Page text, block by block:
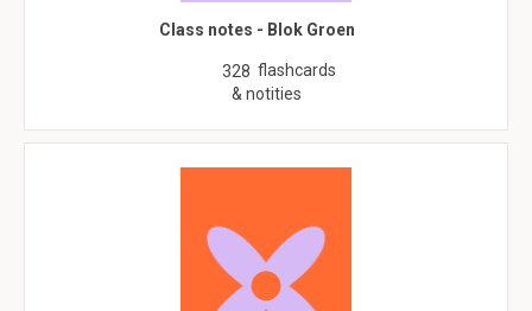
Class notes - Blok Groen
328 flashcards
& notities